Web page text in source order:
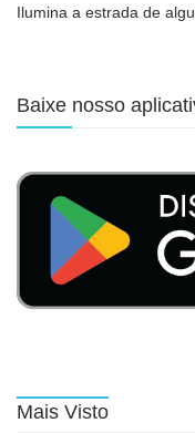
Ilumina a estrada de
Baixe nosso
Mais Visto